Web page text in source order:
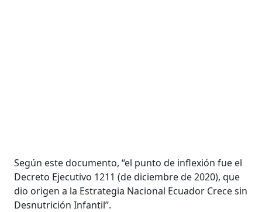
Según este documento, “el punto de inflexión fue el
Decreto Ejecutivo 1211 (de diciembre de 2020), que
dio origen a la Estrategia Nacional Ecuador Crece sin
Desnutrición Infantil”.